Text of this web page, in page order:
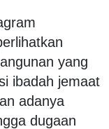
yang
ibadah jemaat
adanya
dugaan